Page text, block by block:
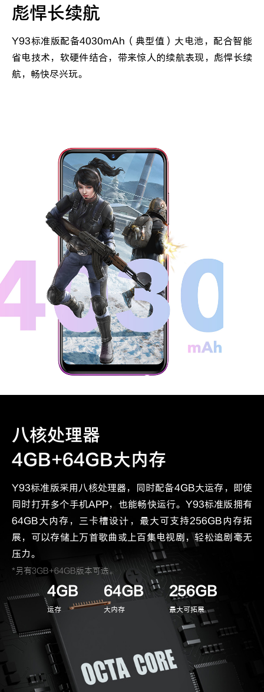
彪悍长续航
Y93标准版配备4030mAh（典型值）大电池，配合智能
省电技术，软硬件结合，带来惊人的续航表现，彪悍长续
航，畅快尽兴玩。
八核处理器
4GB+64GB大内存
Y93标准版采用八核处理器，同时配备4GB大运存，即使
同时打开多个手机APP，也能畅快运行。Y93标准版拥有
64GB大内存，三卡槽设计，最大可支持256GB内存拓
展，可以存储上万首歌曲或上百集电视剧，轻松追剧毫无
压力。
*另有3GB+64GB版本可选。
4GB
运存
64GB
大内存
256GB
最大可拓展